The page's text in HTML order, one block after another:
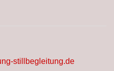
stillbegleitung.de